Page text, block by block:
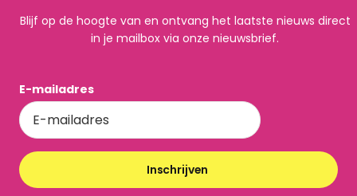
Blijf op de hoogte van en ontvang het laatste nieuws direct
in je mailbox via onze nieuwsbrief.
E-mailadres
Inschrijven